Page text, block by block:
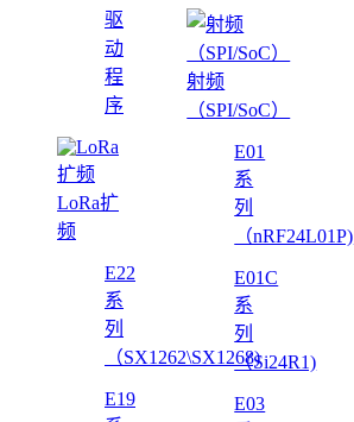
驱
动
程
序
LoRa扩
频
E22
系
列
（SX1262\SX1268)
E19
射频
（SPI/SoC）
E01
系
列
（nRF24L01P)
E01C
系
列
（Si24R1)
E03